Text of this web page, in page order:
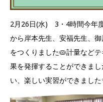
2月26日(水) 3・4時間今年
から岸本先生、安福先生、
をつくりました🥧計量など
果を発揮することができま
い、楽しい実習ができました